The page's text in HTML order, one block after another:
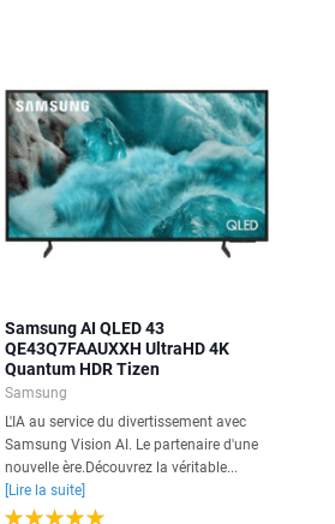
Samsung AI QLED 43
QE43Q7FAAUXXH UltraHD 4K
Quantum HDR Tizen
Samsung
L'IA au service du divertissement avec
Samsung Vision AI. Le partenaire d'une
nouvelle ère.Découvrez la véritable...
[Lire la suite]